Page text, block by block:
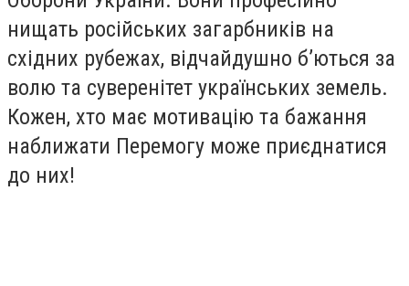
нищать російських загарбників на
східних рубежах, відчайдушно б’ються за
волю та суверенітет українських земель.
Кожен, хто має мотивацію та бажання
наближати Перемогу може приєднатися
до них!